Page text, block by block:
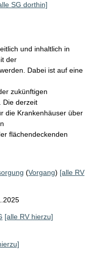
SG dorthin]
und inhaltlich in
der
Dabei ist auf eine
zukünftigen
Die derzeit
die Krankenhäuser über
flächendeckenden
(Vorgang) [alle RV
[alle RV hierzu]